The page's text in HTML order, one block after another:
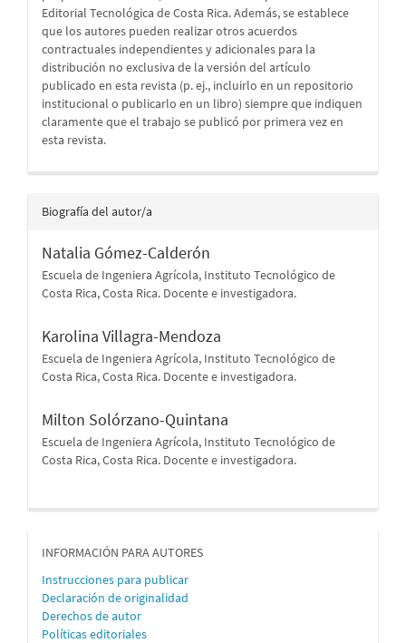
Editorial Tecnológica de Costa Rica. Además, se establece
que los autores pueden realizar otros acuerdos
contractuales independientes y adicionales para la
distribución no exclusiva de la versión del artículo
publicado en esta revista (p. ej., incluirlo en un repositorio
institucional o publicarlo en un libro) siempre que indiquen
claramente que el trabajo se publicó por primera vez en
esta revista.
Biografía del autor/a
Natalia Gómez-Calderón
Escuela de Ingeniera Agrícola, Instituto Tecnológico de
Costa Rica, Costa Rica. Docente e investigadora.
Karolina Villagra-Mendoza
Escuela de Ingeniera Agrícola, Instituto Tecnológico de
Costa Rica, Costa Rica. Docente e investigadora.
Milton Solórzano-Quintana
Escuela de Ingeniera Agrícola, Instituto Tecnológico de
Costa Rica, Costa Rica. Docente e investigadora.
informacion
INFORMACIÓN PARA AUTORES
Instrucciones para publicar
Declaración de originalidad
Derechos de autor
Políticas editoriales